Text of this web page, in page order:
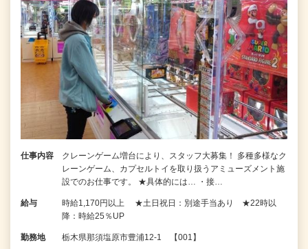
仕事内容
クレーンゲーム増台により、スタッフ大募集！ 多種多様なク
レーンゲーム、カプセルトイを取り扱うアミューズメント施
設でのお仕事です。 ★具体的には… ・接…
給与
時給1,170円以上 ★土日祝日：別途手当あり ★22時以
降：時給25％UP
勤務地 栃木県那須塩原市豊浦12-1 【001】